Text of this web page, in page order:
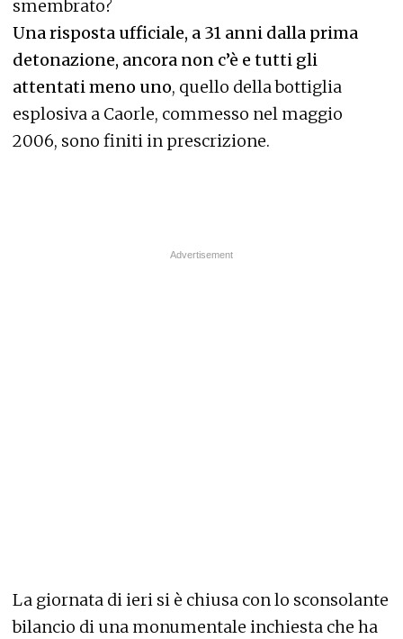
smembrato?
Una risposta ufficiale, a 31 anni dalla prima
detonazione, ancora non c’è e tutti gli
attentati meno uno, quello della bottiglia
esplosiva a Caorle, commesso nel maggio
2006, sono finiti in prescrizione.
La giornata di ieri si è chiusa con lo sconsolante
bilancio di una monumentale inchiesta che ha